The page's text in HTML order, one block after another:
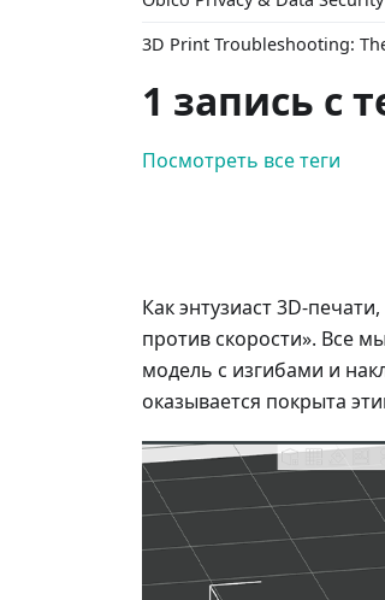
3D Print Troubleshooting:
1 запись с
Посмотреть все теги
Как энтузиаст 3D-
против скорости». Все
модель с изгибами и
оказывается покрыта